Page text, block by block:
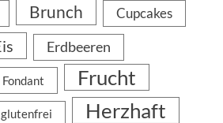
Brunch Cupcakes
Erdbeeren
Fondant Frucht
glutenfrei Herzhaft